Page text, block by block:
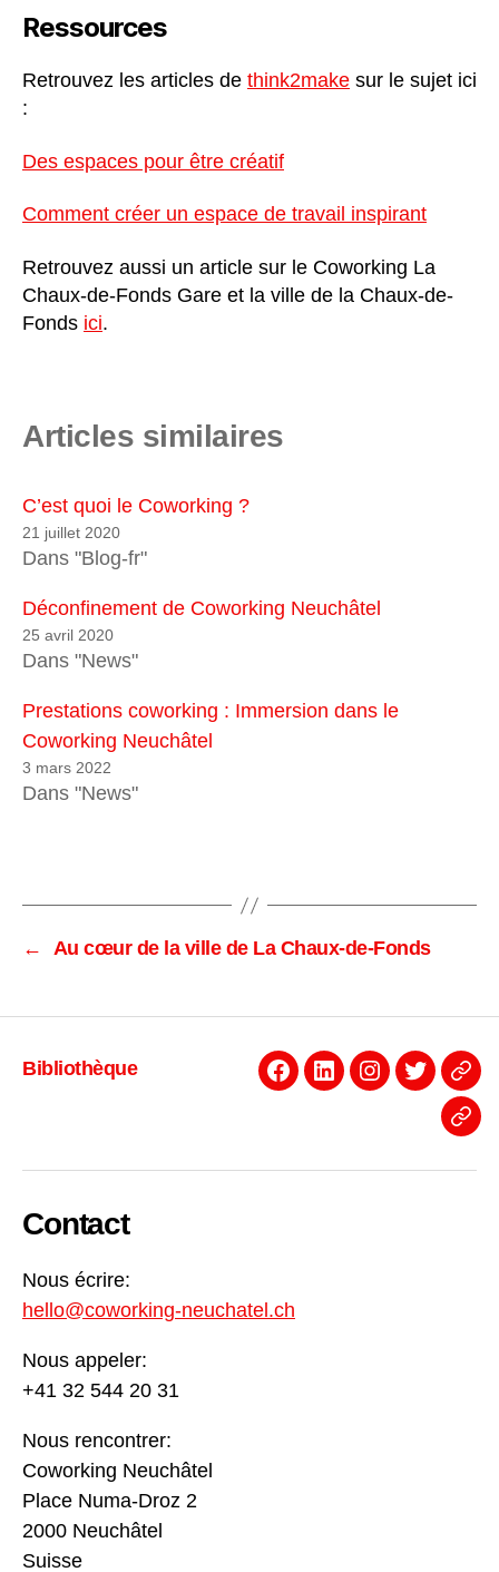
Ressources
Retrouvez les articles de think2make sur le sujet ici
:
Des espaces pour être créatif
Comment créer un espace de travail inspirant
Retrouvez aussi un article sur le Coworking La
Chaux-de-Fonds Gare et la ville de la Chaux-de-
Fonds ici.
Articles similaires
C’est quoi le Coworking ?
21 juillet 2020
Dans "Blog-fr"
Déconfinement de Coworking Neuchâtel
25 avril 2020
Dans "News"
Prestations coworking : Immersion dans le
Coworking Neuchâtel
3 mars 2022
Dans "News"
← Au cœur de la ville de La Chaux-de-Fonds
Bibliothèque
Facebook
LinkedinInstagram
Twitter
Contact
Nous écrire:
hello@coworking-neuchatel.ch
Nous appeler:
+41 32 544 20 31
Nous rencontrer:
Coworking Neuchâtel
Place Numa-Droz 2
2000 Neuchâtel
Suisse